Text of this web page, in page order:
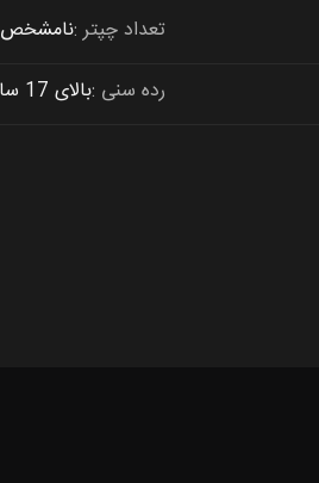
تعداد چپتر نامشخص
رده سنی بالای 17 سال